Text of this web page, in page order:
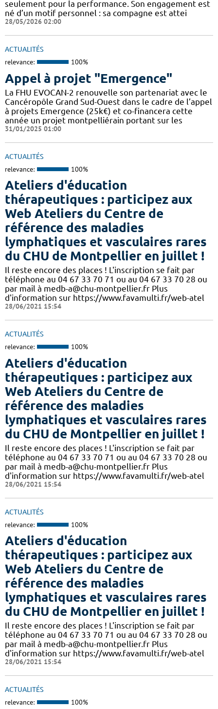
seulement pour la performance. Son engagement est
né d’un motif personnel : sa compagne est attei
28/05/2026 02:00
ACTUALITÉS
relevance: 100%
Appel à projet "Emergence"
La FHU EVOCAN-2 renouvelle son partenariat avec le
Cancéropôle Grand Sud-Ouest dans le cadre de l’appel
à projets Emergence (25k€) et co-financera cette
année un projet montpelliérain portant sur les
31/01/2025 01:00
ACTUALITÉS
relevance: 100%
Ateliers d'éducation
thérapeutiques : participez aux
Web Ateliers du Centre de
référence des maladies
lymphatiques et vasculaires rares
du CHU de Montpellier en juillet !
Il reste encore des places ! L'inscription se fait par
téléphone au 04 67 33 70 71 ou au 04 67 33 70 28 ou
par mail à medb-a@chu-montpellier.fr Plus
d'information sur https://www.favamulti.fr/web-atel
28/06/2021 15:54
ACTUALITÉS
relevance: 100%
Ateliers d'éducation
thérapeutiques : participez aux
Web Ateliers du Centre de
référence des maladies
lymphatiques et vasculaires rares
du CHU de Montpellier en juillet !
Il reste encore des places ! L'inscription se fait par
téléphone au 04 67 33 70 71 ou au 04 67 33 70 28 ou
par mail à medb-a@chu-montpellier.fr Plus
d'information sur https://www.favamulti.fr/web-atel
28/06/2021 15:54
ACTUALITÉS
relevance: 100%
Ateliers d'éducation
thérapeutiques : participez aux
Web Ateliers du Centre de
référence des maladies
lymphatiques et vasculaires rares
du CHU de Montpellier en juillet !
Il reste encore des places ! L'inscription se fait par
téléphone au 04 67 33 70 71 ou au 04 67 33 70 28 ou
par mail à medb-a@chu-montpellier.fr Plus
d'information sur https://www.favamulti.fr/web-atel
28/06/2021 15:54
ACTUALITÉS
relevance: 100%